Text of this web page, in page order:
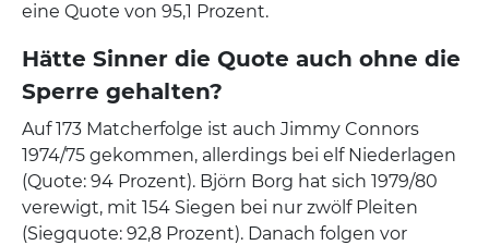
eine Quote von 95,1 Prozent.
Hätte Sinner die Quote auch ohne die
Sperre gehalten?
Auf 173 Matcherfolge ist auch Jimmy Connors
1974/75 gekommen, allerdings bei elf Niederlagen
(Quote: 94 Prozent). Björn Borg hat sich 1979/80
verewigt, mit 154 Siegen bei nur zwölf Pleiten
(Siegquote: 92,8 Prozent). Danach folgen vor